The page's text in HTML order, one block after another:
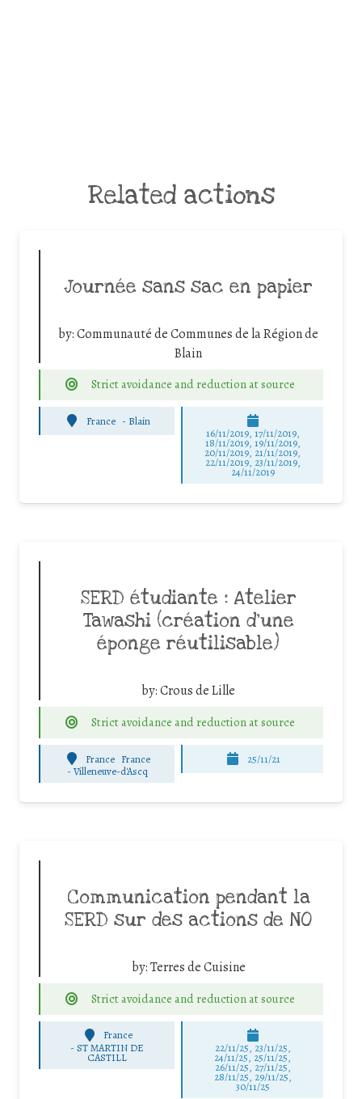
Related actions
Journée sans sac en papier
by:Communauté de Communes de la Région de
Blain
Strict avoidance and reduction at source
France - Blain
16/11/2019, 17/11/2019,
18/11/2019, 19/11/2019,
20/11/2019, 21/11/2019,
22/11/2019, 23/11/2019,
24/11/2019
SERD étudiante : Atelier
Tawashi (création d’une
éponge réutilisable)
by:Crous de Lille
Strict avoidance and reduction at source
France France
- Villeneuve-d'Ascq
25/11/21
Communication pendant la
SERD sur des actions de NO
by:Terres de Cuisine
Strict avoidance and reduction at source
France
-ST MARTIN DE
CASTILL
22/11/25, 23/11/25,
24/11/25, 25/11/25,
26/11/25, 27/11/25,
28/11/25, 29/11/25,
30/11/25